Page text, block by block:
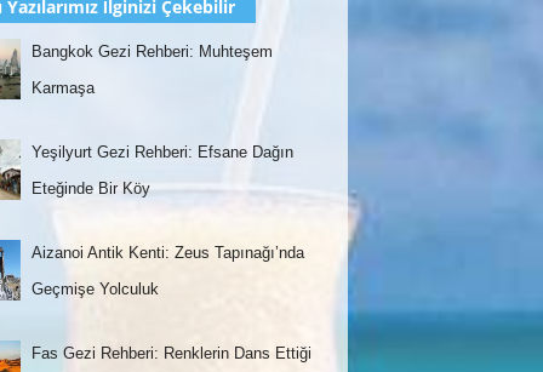
Yazılarımız İlginizi Çekebilir
Bangkok Gezi Rehberi: Muhteşem
Karmaşa
Yeşilyurt Gezi Rehberi: Efsane Dağın
Eteğinde Bir Köy
Aizanoi Antik Kenti: Zeus Tapınağı’nda
Geçmişe Yolculuk
Fas Gezi Rehberi: Renklerin Dans Ettiği